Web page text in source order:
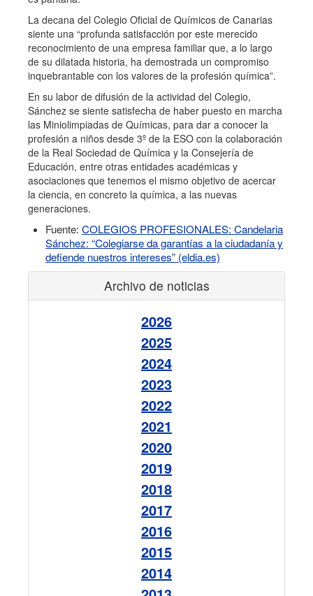
La decana del Colegio Oficial de Químicos de Canarias
siente una “profunda satisfacción por este merecido
reconocimiento de una empresa familiar que, a lo largo
de su dilatada historia, ha demostrada un compromiso
inquebrantable con los valores de la profesión química”.
En su labor de difusión de la actividad del Colegio,
Sánchez se siente satisfecha de haber puesto en marcha
las Miniolimpiadas de Químicas, para dar a conocer la
profesión a niños desde 3º de la ESO con la colaboración
de la Real Sociedad de Química y la Consejería de
Educación, entre otras entidades académicas y
asociaciones que tenemos el mismo objetivo de acercar
la ciencia, en concreto la química, a las nuevas
generaciones.
Fuente: COLEGIOS PROFESIONALES: Candelaria
Sánchez: “Colegiarse da garantías a la ciudadanía y
defiende nuestros intereses” (eldia.es)
Archivo de noticias
2026
2025
2024
2023
2022
2021
2020
2019
2018
2017
2016
2015
2014